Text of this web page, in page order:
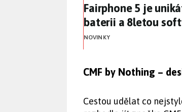
Fairphone 5 je
Fairphone 5 je
baterii a 8letou
NOVINKY
CMF by Nothing –
Cestou udělat co